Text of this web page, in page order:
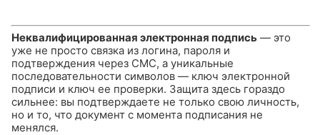
Неквалифицированная электронная подпись — это
уже не просто связка из логина, пароля и
подтверждения через СМС, а уникальные
последовательности символов — ключ электронной
подписи и ключ ее проверки. Защита здесь гораздо
сильнее: вы подтверждаете не только свою личность,
но и то, что документ с момента подписания не
менялся.